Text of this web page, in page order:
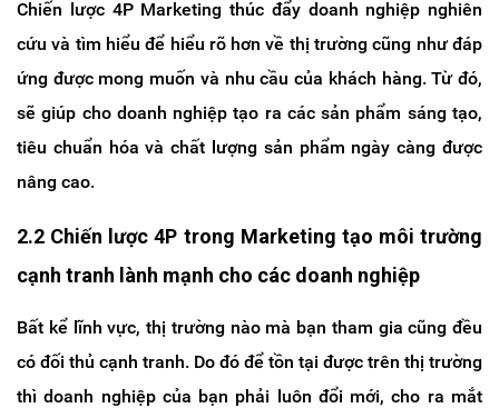
Chiến lược 4P Marketing thúc đẩy doanh nghiệp nghiên
cứu và tìm hiểu để hiểu rõ hơn về thị trường cũng như đáp
ứng được mong muốn và nhu cầu của khách hàng. Từ đó,
sẽ giúp cho doanh nghiệp tạo ra các sản phẩm sáng tạo,
tiêu chuẩn hóa và chất lượng sản phẩm ngày càng được
nâng cao.
2.2 Chiến lược 4P trong Marketing tạo môi trường
cạnh tranh lành mạnh cho các doanh nghiệp
Bất kể lĩnh vực, thị trường nào mà bạn tham gia cũng đều
có đối thủ cạnh tranh. Do đó để tồn tại được trên thị trường
thì doanh nghiệp của bạn phải luôn đổi mới, cho ra mắt